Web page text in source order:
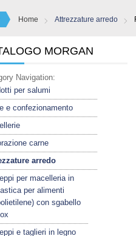
Home Attrezzature arredo
MORGAN
Navigation:
per salumi
e confezionamento
carne
arredo
per macelleria in
per alimenti
con sgabello
e taglieri in legno